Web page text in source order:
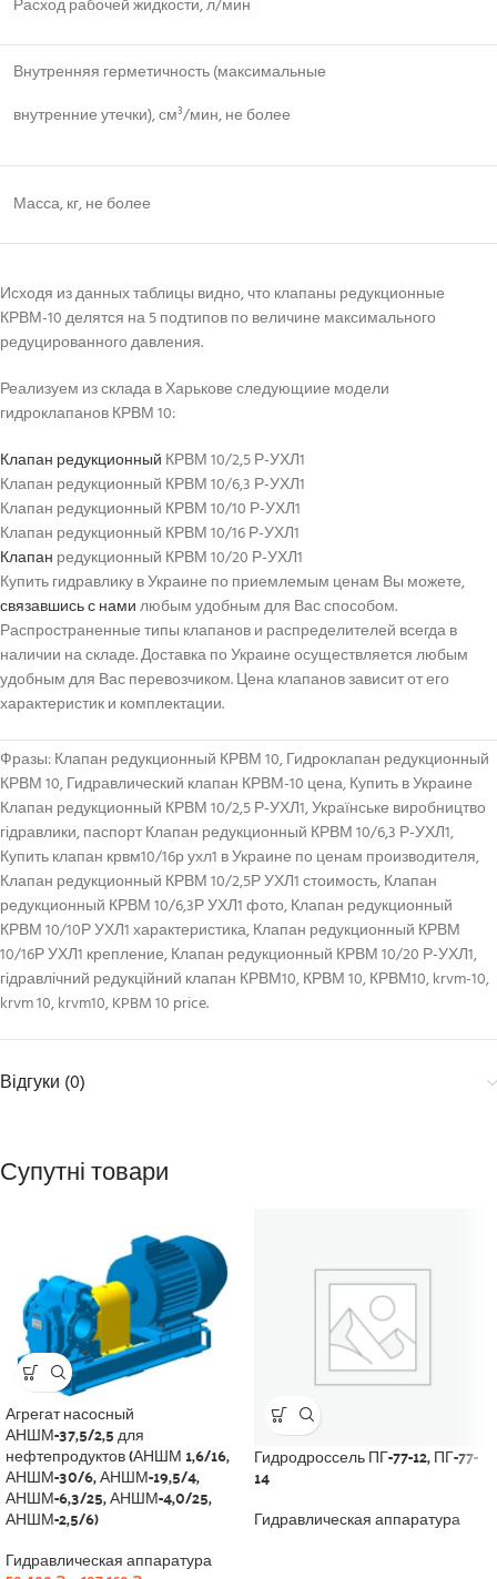
Расход рабочей жидкости, л/мин
Внутренняя герметичность (максимальные
внутренние утечки), см³/мин, не более
Масса, кг, не более
Исходя из данных таблицы видно, что клапаны редукционные
КРВМ-10 делятся на 5 подтипов по величине максимального
редуцированного давления.
Реализуем из склада в Харькове следующиие модели
гидроклапанов КРВМ 10:
Клапан редукционный КРВМ 10/2,5 Р-УХЛ1
Клапан редукционный КРВМ 10/6,3 Р-УХЛ1
Клапан редукционный КРВМ 10/10 Р-УХЛ1
Клапан редукционный КРВМ 10/16 Р-УХЛ1
Клапан редукционный КРВМ 10/20 Р-УХЛ1
Купить гидравлику в Украине по приемлемым ценам Вы можете,
связавшись с намилюбым удобным для Вас способом.
Распространенные типы клапанов и распределителей всегда в
наличии на складе. Доставка по Украине осуществляется любым
удобным для Вас перевозчиком. Цена клапанов зависит от его
характеристик и комплектации.
Фразы: Клапан редукционный КРВМ 10, Гидроклапан редукционный
КРВМ 10, Гидравлический клапан КРВМ-10 цена, Купить в Украине
Клапан редукционный КРВМ 10/2,5 Р-УХЛ1, Українське виробництво
гідравлики, паспорт Клапан редукционный КРВМ 10/6,3 Р-УХЛ1,
Купить клапан крвм10/16р ухл1 в Украине по ценам производителя,
Клапан редукционный КРВМ 10/2,5Р УХЛ1 стоимость, Клапан
редукционный КРВМ 10/6,3Р УХЛ1 фото, Клапан редукционный
КРВМ 10/10Р УХЛ1 характеристика, Клапан редукционный КРВМ
10/16Р УХЛ1 крепление, Клапан редукционный КРВМ 10/20 Р-УХЛ1,
гідравлічний редукційний клапан КРВМ10, КРВМ 10, КРВМ10, krvm-10,
krvm 10, krvm10, KPBM 10 price.
Відгуки (0)
Супутні товари
Агрегат насосный
АНШМ-37,5/2,5 для
нефтепродуктов (АНШМ 1,6/16,
АНШМ-30/6, АНШМ-19,5/4,
АНШМ-6,3/25, АНШМ-4,0/25,
АНШМ-2,5/6)
Гидравлическая аппаратура
Гидродроссель ПГ-77-12, ПГ-77-
14
Гидравлическая аппаратура